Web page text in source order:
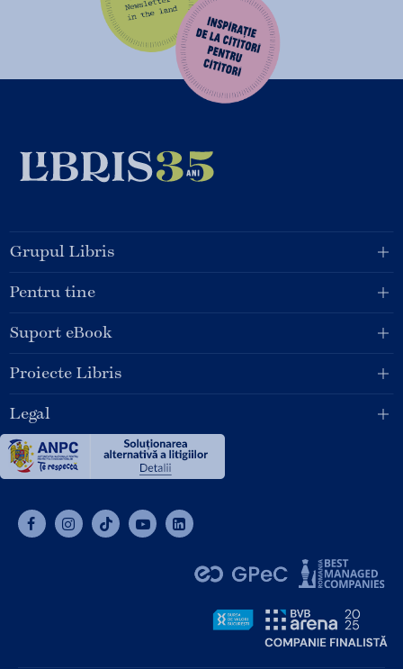
Grupul Libris
Pentru tine
Suport eBook
Proiecte Libris
Legal